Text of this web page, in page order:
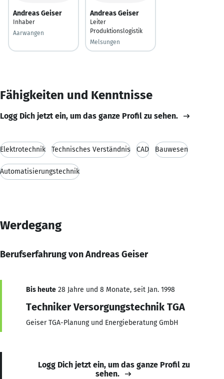
Andreas Geiser
Inhaber
Aarwangen
Andreas Geiser
Leiter
Produktionslogistik
Melsungen
Fähigkeiten und Kenntnisse
Logg Dich jetzt ein, um das ganze Profil zu sehen.
Elektrotechnik Technisches Verständnis CAD Bauwesen
Automatisierungstechnik
Werdegang
Berufserfahrung von Andreas Geiser
Bis heute 28 Jahre und 8 Monate, seit Jan. 1998
Techniker Versorgungstechnik TGA
Geiser TGA-Planung und Energieberatung GmbH
Logg Dich jetzt ein, um das ganze Profil zu
sehen.